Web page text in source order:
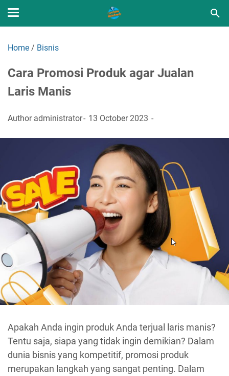
Home / Bisnis
Cara Promosi Produk agar Jualan
Laris Manis
Author administrator 13 October 2023
Apakah Anda ingin produk Anda terjual laris manis?
Tentu saja, siapa yang tidak ingin demikian? Dalam
dunia bisnis yang kompetitif, promosi produk
merupakan langkah yang sangat penting. Dalam